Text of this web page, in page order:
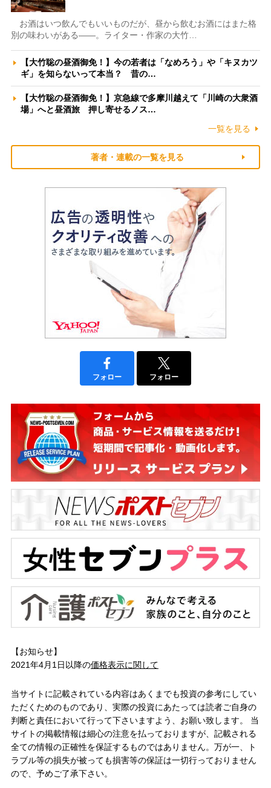
お酒はいつ飲んでもいいものだが、昼から飲むお酒にはまた格
別の味わいがある――。ライター・作家の大竹…
【大竹聡の昼酒御免！】今の若者は「なめろう」や「キヌカツ
ギ」を知らないって本当？ 昔の…
【大竹聡の昼酒御免！】京急線で多摩川越えて「川崎の大衆酒
場」へと昼酒旅 押し寄せるノス…
一覧を見る
著者・連載の一覧を見る
フォロー フォロー
【お知らせ】
2021年4月1日以降の価格表示に関して
当サイトに記載されている内容はあくまでも投資の参考にしてい
ただくためのものであり、実際の投資にあたっては読者ご自身の
判断と責任において行って下さいますよう、お願い致します。 当
サイトの掲載情報は細心の注意を払っておりますが、記載される
全ての情報の正確性を保証するものではありません。万が一、ト
ラブル等の損失が被っても損害等の保証は一切行っておりません
ので、予めご了承下さい。